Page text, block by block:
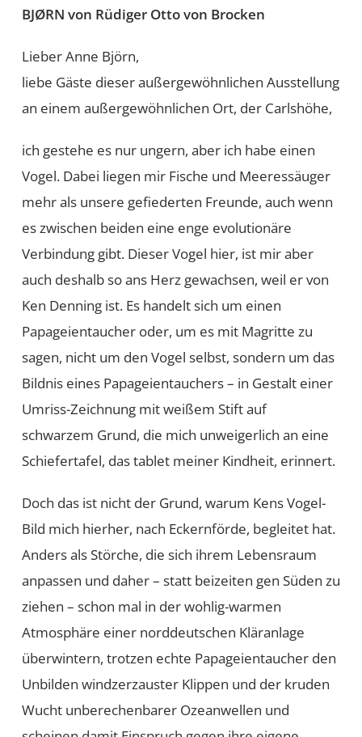
BJØRN von Rüdiger Otto von Brocken
Lieber Anne Björn,
liebe Gäste dieser außergewöhnlichen Ausstellung
an einem außergewöhnlichen Ort, der Carlshöhe,
ich gestehe es nur ungern, aber ich habe einen
Vogel. Dabei liegen mir Fische und Meeressäuger
mehr als unsere gefiederten Freunde, auch wenn
es zwischen beiden eine enge evolutionäre
Verbindung gibt. Dieser Vogel hier, ist mir aber
auch deshalb so ans Herz gewachsen, weil er von
Ken Denning ist. Es handelt sich um einen
Papageientaucher oder, um es mit Magritte zu
sagen, nicht um den Vogel selbst, sondern um das
Bildnis eines Papageientauchers – in Gestalt einer
Umriss-Zeichnung mit weißem Stift auf
schwarzem Grund, die mich unweigerlich an eine
Schiefertafel, das tablet meiner Kindheit, erinnert.
Doch das ist nicht der Grund, warum Kens Vogel-
Bild mich hierher, nach Eckernförde, begleitet hat.
Anders als Störche, die sich ihrem Lebensraum
anpassen und daher – statt beizeiten gen Süden zu
ziehen – schon mal in der wohlig-warmen
Atmosphäre einer norddeutschen Kläranlage
überwintern, trotzen echte Papageientaucher den
Unbilden windzerzauster Klippen und der kruden
Wucht unberechenbarer Ozeanwellen und